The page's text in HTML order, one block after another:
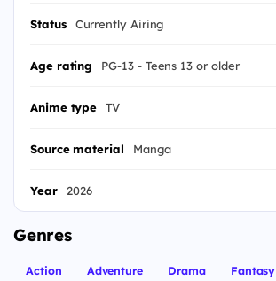
Status Currently Airing
Age rating PG-13 - Teens 13 or older
Anime type TV
Source material Manga
Year 2026
Genres
Action Adventure Drama Fantasy